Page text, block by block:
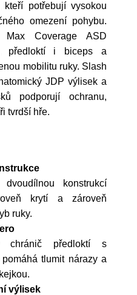
potřebují vysokou
omezení pohybu.
Max Coverage ASD
předloktí i biceps a
mobilitu ruky. Slash
JDP výlisek a
podporují ochranu,
tvrdší hře.
konstrukcí
krytí a zároveň
ruky.
chránič předloktí s
tlumit nárazy a
výlisek